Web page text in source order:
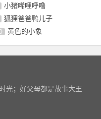
小猪唏哩呼噜
狐狸爸爸鸭儿子
黄色的小象
光；好父母都是故事大王